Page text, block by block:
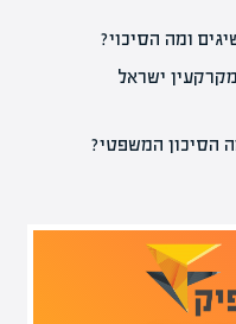
ומה הסיכוי?
ישראל
הסיכון המשפטי?